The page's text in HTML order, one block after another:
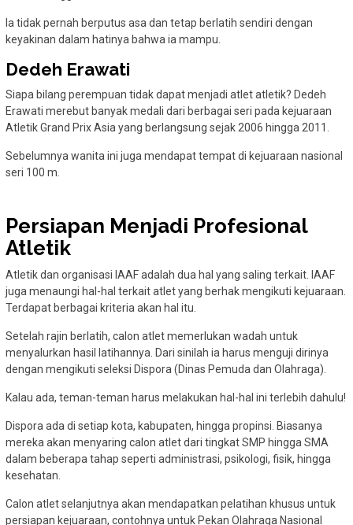
Ia tidak pernah berputus asa dan tetap berlatih sendiri dengan
keyakinan dalam hatinya bahwa ia mampu.
Dedeh Erawati
Siapa bilang perempuan tidak dapat menjadi atlet atletik? Dedeh
Erawati merebut banyak medali dari berbagai seri pada kejuaraan
Atletik Grand Prix Asia yang berlangsung sejak 2006 hingga 2011.
Sebelumnya wanita ini juga mendapat tempat di kejuaraan nasional
seri 100 m.
Persiapan Menjadi Profesional
Atletik
Atletik dan organisasi IAAF adalah dua hal yang saling terkait. IAAF
juga menaungi hal-hal terkait atlet yang berhak mengikuti kejuaraan.
Terdapat berbagai kriteria akan hal itu.
Setelah rajin berlatih, calon atlet memerlukan wadah untuk
menyalurkan hasil latihannya. Dari sinilah ia harus menguji dirinya
dengan mengikuti seleksi Dispora (Dinas Pemuda dan Olahraga).
Kalau ada, teman-teman harus melakukan hal-hal ini terlebih dahulu!
Dispora ada di setiap kota, kabupaten, hingga propinsi. Biasanya
mereka akan menyaring calon atlet dari tingkat SMP hingga SMA
dalam beberapa tahap seperti administrasi, psikologi, fisik, hingga
kesehatan.
Calon atlet selanjutnya akan mendapatkan pelatihan khusus untuk
persiapan kejuaraan, contohnya untuk Pekan Olahraga Nasional